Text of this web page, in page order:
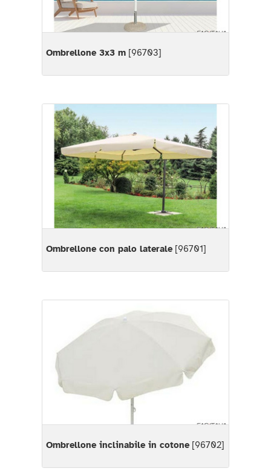
Ombrellone 3x3 m [96703]
Ombrellone con palo laterale [96701]
Ombrellone inclinabile in cotone [96702]